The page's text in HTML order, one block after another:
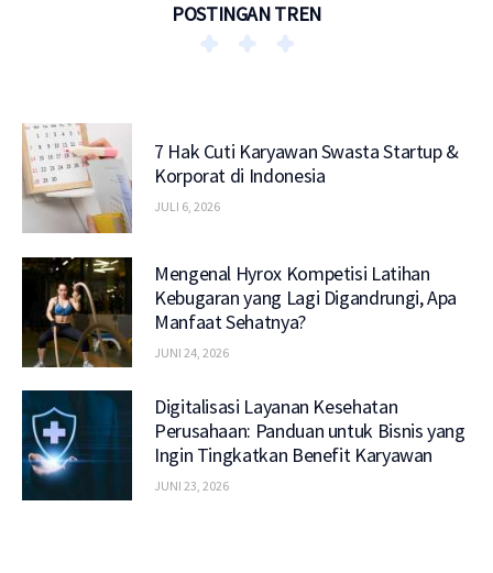
POSTINGAN TREN
7 Hak Cuti Karyawan Swasta Startup &
Korporat di Indonesia
JULI 6, 2026
Mengenal Hyrox Kompetisi Latihan
Kebugaran yang Lagi Digandrungi, Apa
Manfaat Sehatnya?
JUNI 24, 2026
Digitalisasi Layanan Kesehatan
Perusahaan: Panduan untuk Bisnis yang
Ingin Tingkatkan Benefit Karyawan
JUNI 23, 2026